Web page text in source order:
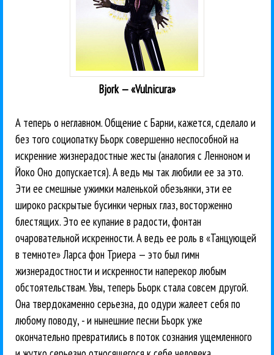
Bjork — «Vulnicura»
А теперь о неглавном. Общение с Барни, кажется, сделало и
без того социопатку Бьорк совершенно неспособной на
искренние жизнерадостные жесты (аналогия с Ленноном и
Йоко Оно допускается). А ведь мы так любили ее за это.
Эти ее смешные ужимки маленькой обезьянки, эти ее
широко раскрытые бусинки черных глаз, восторженно
блестящих. Это ее купание в радости, фонтан
очаровательной искренности. А ведь ее роль в «Танцующей
в темноте» Ларса фон Триера — это был гимн
жизнерадостности и искренности наперекор любым
обстоятельствам. Увы, теперь Бьорк стала совсем другой.
Она твердокаменно серьезна, до одури жалеет себя по
любому поводу, - и нынешние песни Бьорк уже
окончательно превратились в поток сознания ущемленного